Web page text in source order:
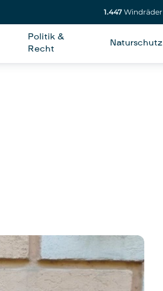
1.447 Windräder
Politik &
Recht
Naturschutz